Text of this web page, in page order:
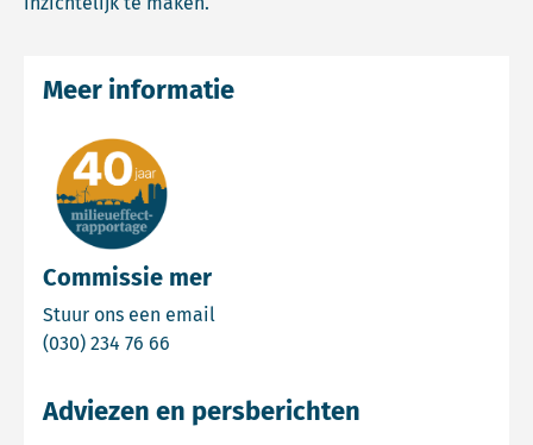
Commissie mer
Stuur ons een email
(030) 234 76 66
Meer informatie
Adviezen en persberichten